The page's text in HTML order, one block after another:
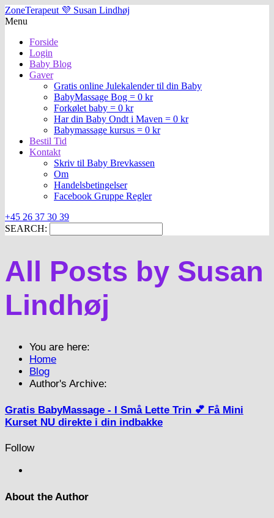
ZoneTerapeut 💜 Susan Lindhøj
Menu
Forside
Login
Baby Blog
Gaver
Gratis online Julekalender til din Baby
BabyMassage Bog = 0 kr
Forkølet baby = 0 kr
Har din Baby Ondt i Maven = 0 kr
Babymassage kursus = 0 kr
Bestil Tid
Kontakt
Skriv til Baby Brevkassen
Om
Handelsbetingelser
Facebook Gruppe Regler
+45 26 37 30 39
SEARCH:
All Posts by Susan
Lindhøj
You are here:
Home
Blog
Author's Archive:
Gratis BabyMassage - I Små Lette Trin 💕 Få Mini
Kurset NU direkte i din indbakke
Follow
About the Author